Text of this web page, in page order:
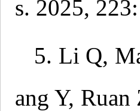
s. 2025,
5. Li Q,
ang Y,